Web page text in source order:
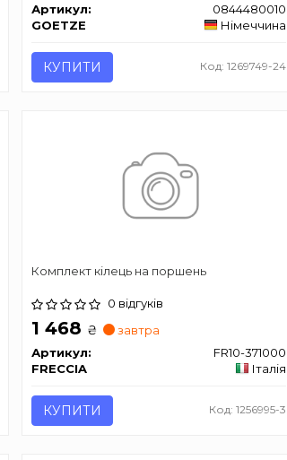
Артикул:
0844480010
GOETZE
Німеччина
КУПИТИ Код: 1269749-24
Комплект кілець на поршень
0 відгуків
1 468 ₴
завтра
Артикул:
FR10-371000
FRECCIA
Італія
КУПИТИ Код: 1256995-3